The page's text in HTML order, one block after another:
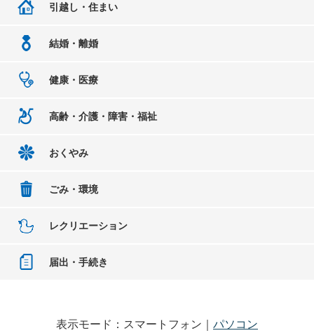
引越し・住まい
結婚・離婚
健康・医療
高齢・介護・障害・福祉
おくやみ
ごみ・環境
レクリエーション
届出・手続き
表示モード：スマートフォン｜ パソコン